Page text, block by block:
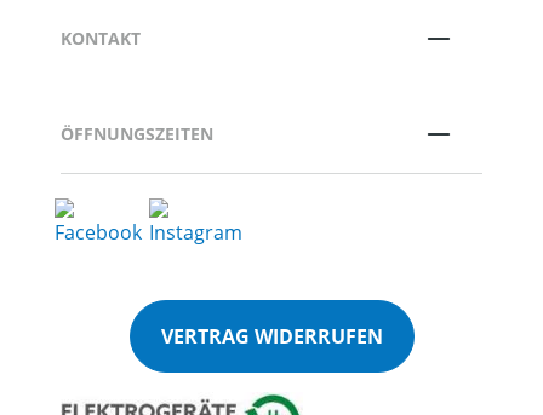
KONTAKT
ÖFFNUNGSZEITEN
VERTRAG WIDERRUFEN